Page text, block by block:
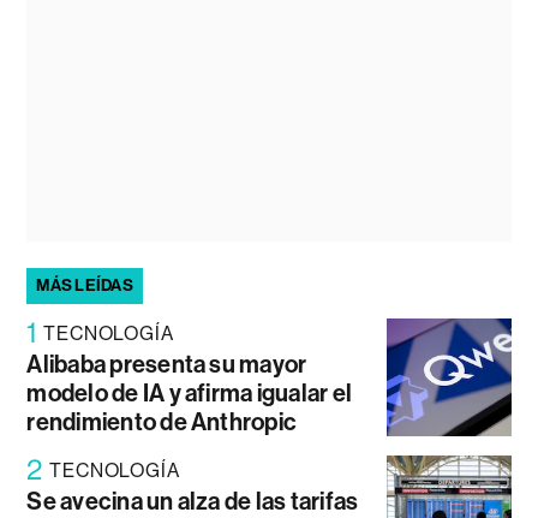
MÁS LEÍDAS
1 TECNOLOGÍA
Alibaba presenta su mayor
modelo de IA y afirma igualar el
rendimiento de Anthropic
2 TECNOLOGÍA
Se avecina un alza de las tarifas